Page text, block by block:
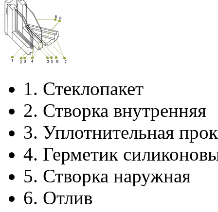
1. Стеклопакет
2. Створка внутренняя
3. Уплотнительная
4. Герметик
5. Створка наружная
6. Отлив